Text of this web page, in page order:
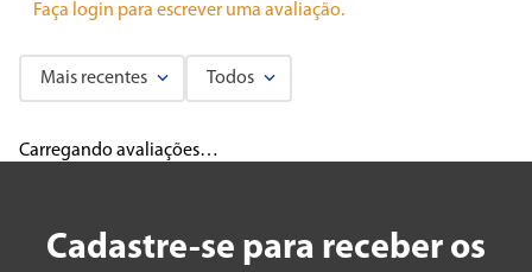
Faça login para escrever uma avaliação.
Mais recentes Todos
Carregando avaliações…
Cadastre-se para receber os